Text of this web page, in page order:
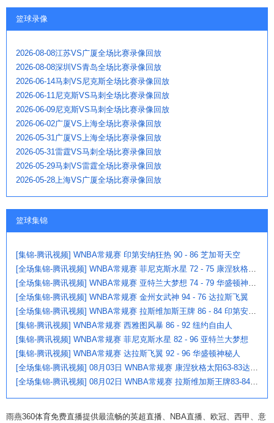
篮球录像
2026-08-08江苏VS广厦全场比赛录像回放
2026-08-08深圳VS青岛全场比赛录像回放
2026-06-14马刺VS尼克斯全场比赛录像回放
2026-06-11尼克斯VS马刺全场比赛录像回放
2026-06-09尼克斯VS马刺全场比赛录像回放
2026-06-02广厦VS上海全场比赛录像回放
2026-05-31广厦VS上海全场比赛录像回放
2026-05-31雷霆VS马刺全场比赛录像回放
2026-05-29马刺VS雷霆全场比赛录像回放
2026-05-28上海VS广厦全场比赛录像回放
篮球集锦
[集锦-腾讯视频] WNBA常规赛 印第安纳狂热 90 - 86 芝加哥天空
[全场集锦-腾讯视频] WNBA常规赛 菲尼克斯水星 72 - 75 康涅狄格太阳
[全场集锦-腾讯视频] WNBA常规赛 亚特兰大梦想 74 - 79 华盛顿神秘人
[全场集锦-腾讯视频] WNBA常规赛 金州女武神 94 - 76 达拉斯飞翼
[全场集锦-腾讯视频] WNBA常规赛 拉斯维加斯王牌 86 - 84 印第安纳狂热
[集锦-腾讯视频] WNBA常规赛 西雅图风暴 86 - 92 纽约自由人
[集锦-腾讯视频] WNBA常规赛 菲尼克斯水星 82 - 96 亚特兰大梦想
[集锦-腾讯视频] WNBA常规赛 达拉斯飞翼 92 - 96 华盛顿神秘人
[全场集锦-腾讯视频] 08月03日 WNBA常规赛 康涅狄格太阳63-83达拉斯飞翼
[全场集锦-腾讯视频] 08月02日 WNBA常规赛 拉斯维加斯王牌83-84芝加哥天空
雨燕360体育免费直播提供最流畅的英超直播、NBA直播、欧冠、西甲、意